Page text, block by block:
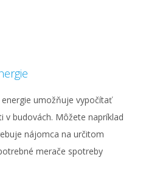
umožňuje vypočítať
v budovách. Môžete napríklad
nájomca na určitom
merače spotreby